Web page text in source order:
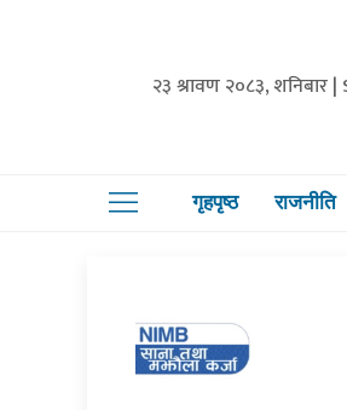
२३ श्रावण २०८३, शनिबार
गृहपृष्ठ राजनीति